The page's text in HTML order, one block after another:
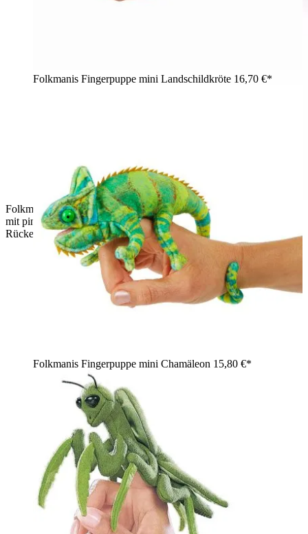
Folkmanis Fingerpuppe Axolotl in blau-grau meliertem Plüsch
mit pinkfarbenen Kiemenbüscheln und transparenter
Rückenflosse, Seitenansicht
Folkmanis Fingerpuppe mini Landschildkröte 16,70 €*
Folkmanis Fingerpuppe mini Chamäleon 15,80 €*